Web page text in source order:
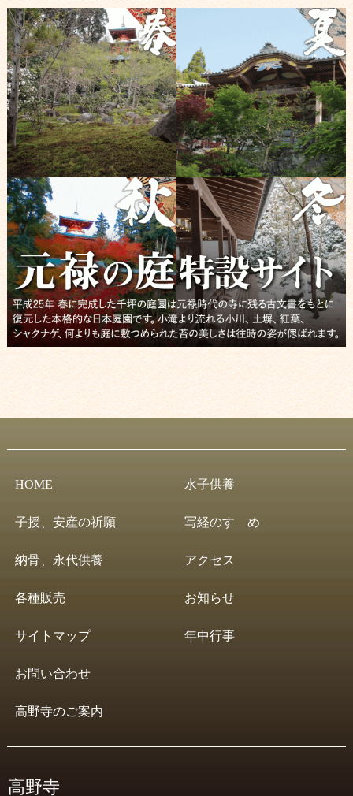
HOME
子授、安産の祈願
納骨、永代供養
各種販売
サイトマップ
お問い合わせ
高野寺のご案内
水子供養
写経のすゝめ
アクセス
お知らせ
年中行事
高野寺